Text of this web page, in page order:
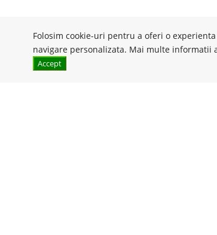
Folosim cookie-uri pentru a oferi o
navigare personalizata. Mai multe informatii
Accept